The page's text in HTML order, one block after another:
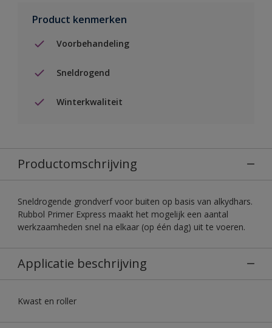
Product kenmerken
Voorbehandeling
Sneldrogend
Winterkwaliteit
Productomschrijving
Sneldrogende grondverf voor buiten op basis van alkydhars.
Rubbol Primer Express maakt het mogelijk een aantal
werkzaamheden snel na elkaar (op één dag) uit te voeren.
Applicatie beschrijving
Kwast en roller